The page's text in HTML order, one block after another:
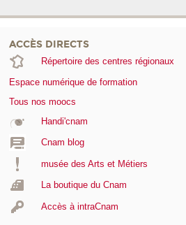
ACCÈS DIRECTS
Répertoire des centres régionaux
Espace numérique de formation
Tous nos moocs
Handi'cnam
Cnam blog
musée des Arts et Métiers
La boutique du Cnam
Accès à intraCnam